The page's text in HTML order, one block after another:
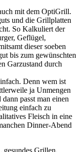
mit dem OptiGrill.
und die Grillplatten
So Kalkuliert der
Geflügel,
dieser soeben
bis zum gewünschten
Garzustand durch
Denn wem ist
ja Unmengen
passt man einen
einfach zu
Fleisch in eine
Dinner-Abend